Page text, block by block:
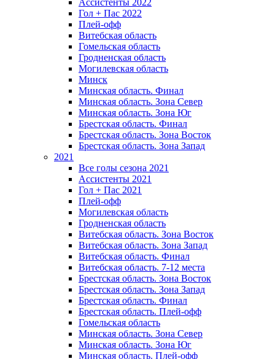
Ассистенты 2022
Гол + Пас 2022
Плей-офф
Витебская область
Гомельская область
Гродненская область
Могилевская область
Минск
Mинская область. Финал
Минская область. Зона Север
Минская область. Зона Юг
Брестская область. Финал
Брестская область. Зона Восток
Брестская область. Зона Запад
2021
Все голы сезона 2021
Ассистенты 2021
Гол + Пас 2021
Плей-офф
Могилевская область
Гродненская область
Витебская область. Зона Восток
Витебская область. Зона Запад
Витебская область. Финал
Витебская область. 7-12 места
Брестская область. Зона Восток
Брестская область. Зона Запад
Брестская область. Финал
Брестская область. Плей-офф
Гомельская область
Минская область. Зона Север
Минская область. Зона Юг
Минская область. Плей-офф